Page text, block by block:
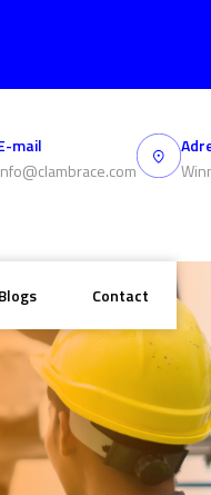
mail
Blogs
Contact